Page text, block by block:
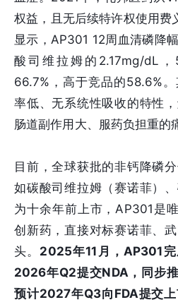
权益，且无后续特许权使用
显示，AP301 12周血清磷降
酸司维拉姆的2.17mg/dL
66.7%，高于竞品的58.6%
率低、无系统性吸收的特性
肠道副作用大、服药负担重的
目前，全球获批的非钙降磷
如碳酸司维拉姆（赛诺菲）
为十余年前上市，AP301是
创新药，直接对标赛诺菲、
头。 2025年11月，AP301
2026年Q2提交NDA，同步
预计2027年Q3向FDA提交